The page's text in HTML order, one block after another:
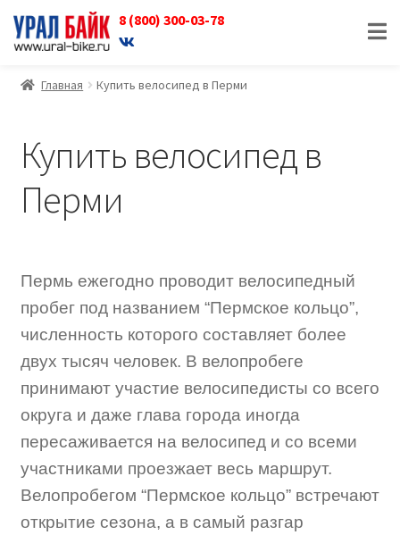
8 (800) 300-03-78
Перейти
к
навигации
Перейти
к
содержимому
Главная Купить велосипед в Перми
Купить велосипед в
Перми
Пермь ежегодно проводит велосипедный
пробег под названием “Пермское кольцо”,
численность которого составляет более
двух тысяч человек. В велопробеге
принимают участие велосипедисты со всего
округа и даже глава города иногда
пересаживается на велосипед и со всеми
участниками проезжает весь маршрут.
Велопробегом “Пермское кольцо” встречают
открытие сезона, а в самый разгар